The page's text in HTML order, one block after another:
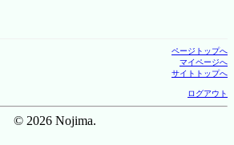
ページトップへ
マイページへ
サイトトップへ
ログアウト
© 2026 Nojima.